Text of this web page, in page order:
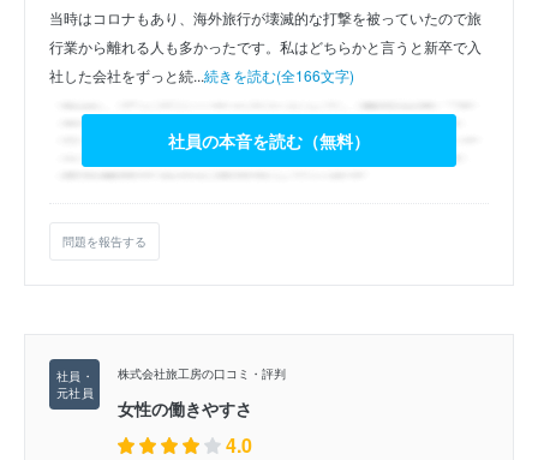
当時はコロナもあり、海外旅行が壊滅的な打撃を被っていたので旅
行業から離れる人も多かったです。私はどちらかと言うと新卒で入
社した会社をずっと続...続きを読む(全166文字)
社員の本音を読む（無料）
問題を報告する
株式会社旅工房の口コミ・評判
女性の働きやすさ
4.0